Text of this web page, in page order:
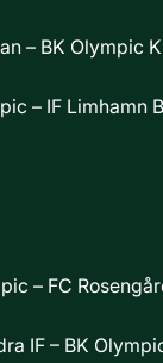
– BK Olympic
– IF Limhamn
– FC
IF – BK